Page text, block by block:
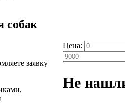
собак
заявку
Цена:
Не